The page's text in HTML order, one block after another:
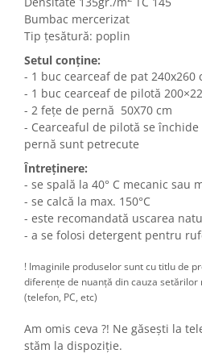
Bumbac mercerizat
Tip țesătură: poplin
Setul conține:
- 1 buc cearceaf de pat 240x260
- 1 buc cearceaf de pilotă
- 2 fețe de pernă 50X70 cm
- Cearceaful de pilotă se
pernă sunt petrecute
Întreținere:
- se spală la 40° C mecanic sau
- se calcă la max. 150°C
- este recomandată uscarea
- a se folosi detergent pentru
! Imaginile produselor sunt cu titlu de
diferențe de nuanță din cauza
(telefon, PC, etc)
Am omis ceva ?! Ne găsești la
stăm la dispoziție.